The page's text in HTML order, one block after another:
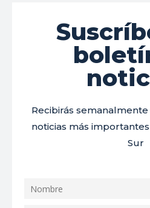
Recibirás
noticias más
Sur